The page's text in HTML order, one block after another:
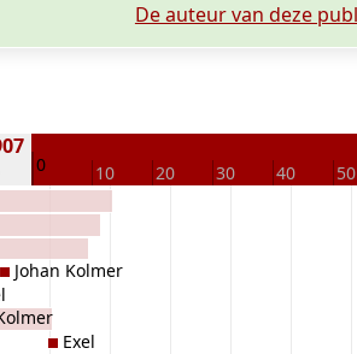
De auteur van deze
0 10 20 30 40 50
Johan Kolmer
Exel